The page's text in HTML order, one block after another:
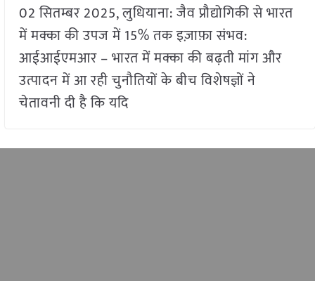
02 सितम्बर 2025, लुधियाना: जैव प्रौद्योगिकी से भारत
में मक्का की उपज में 15% तक इज़ाफ़ा संभव:
आईआईएमआर – भारत में मक्का की बढ़ती मांग और
उत्पादन में आ रही चुनौतियों के बीच विशेषज्ञों ने
चेतावनी दी है कि यदि